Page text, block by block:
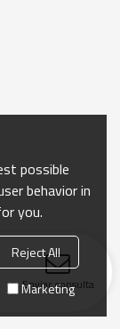
Enviar consulta
possible
behavior in
you.
Reject All
Marketing